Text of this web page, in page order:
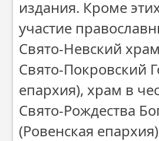
издания. Кроме
участие
Свято-Невский
Свято-Покровский
епархия), храм в
Свято-Рождества
(Ровенская